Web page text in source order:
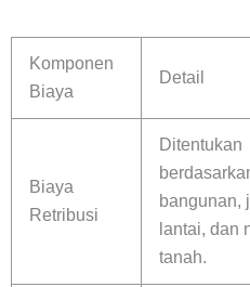
Komponen
Biaya
Detail
Biaya
Retribusi
Ditentukan
bangunan,
lantai, dan
tanah.